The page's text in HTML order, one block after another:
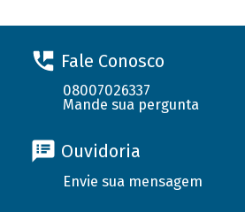
Fale Conosco
08007026337
Mande sua pergunta
Ouvidoria
Envie sua mensagem